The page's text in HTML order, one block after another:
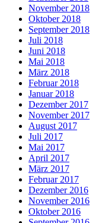
November 2018
Oktober 2018
September 2018
Juli 2018
Juni 2018
Mai 2018
März 2018
Februar 2018
Januar 2018
Dezember 2017
November 2017
August 2017
Juli 2017
Mai 2017
April 2017
März 2017
Februar 2017
Dezember 2016
November 2016
Oktober 2016